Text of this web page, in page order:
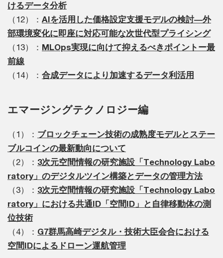
（11）：スポーツアナリティクスの黎明 サッカーにお
けるデータ分析
（12）：AIを活用した価格設定支援モデルの検討―外
部環境変化に即座に対応可能な次世代型プライシング
（13）：
前線
（1）：ブロックチェーン技術の成熟度モデルとステー
ブルコインの最新動向について
（2）： 3次元空間情報の研究施設「Technology Labo
ratory」のデジタルツイン構築とデータの管理方法
（3）： 3次元空間情報の研究施設「Technology Labo
ratory」における共通ID「空間ID」と自律移動体の測
位技術
（4）：G7群馬高崎デジタル・技術大臣会合における